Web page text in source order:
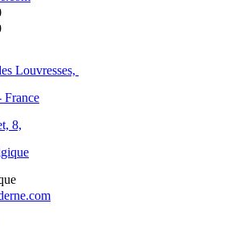
Louvresses,
France
8,